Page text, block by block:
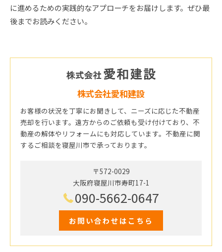
に進めるための実践的なアプローチをお届けします。ぜひ最
後までお読みください。
株式会社愛和建設
お客様の状況を丁寧にお聞きして、ニーズに応じた不動産
売却を行います。遠方からのご依頼も受け付けており、不
動産の解体やリフォームにも対応しています。不動産に関
するご相談を寝屋川市で承っております。
〒572-0029
大阪府寝屋川市寿町17-1
090-5662-0647
お問い合わせはこちら